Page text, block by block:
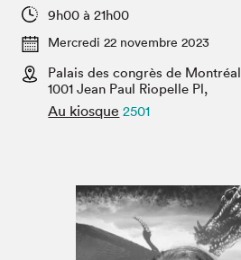
Espace exposant⋅e⋅s
Espace enseignant·e·s
Espace médias
Projets partenaires
9h00 à 21h00
Mercredi 22 novembre 2023
Palais des congrès de Montréal
1001 Jean Paul Riopelle Pl,
Au kiosque 2501